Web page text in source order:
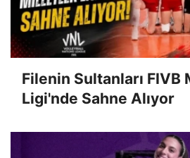
Filenin Sultanları FIVB
Ligi'nde Sahne Alıyor